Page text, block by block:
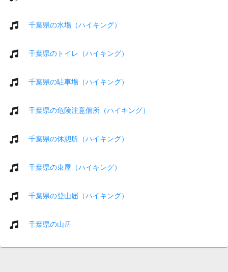
千葉県の水場（ハイキング）
千葉県のトイレ（ハイキング）
千葉県の駐車場（ハイキング）
千葉県の危険注意個所（ハイキング）
千葉県の休憩所（ハイキング）
千葉県の東屋（ハイキング）
千葉県の登山届（ハイキング）
千葉県の山岳